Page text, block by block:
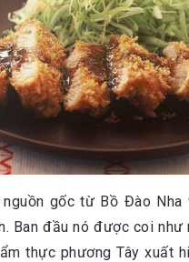
nguồn gốc từ Bồ Đào Nha
Ban đầu nó được coi
thực phương Tây xuất